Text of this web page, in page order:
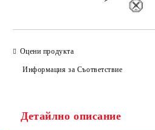
Оцени продукта
Информация за Съответствие
Детайлно описание